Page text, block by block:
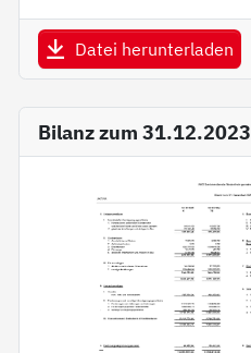
Datei herunterladen
Bilanz zum 31.12.2023